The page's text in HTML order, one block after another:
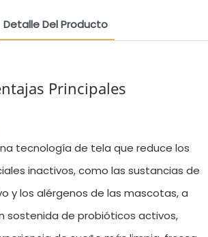
Detalle Del Producto
Principales
tecnología de tela que reduce los
inactivos, como las sustancias de
y los alérgenos de las mascotas, a
sostenida de probióticos activos,